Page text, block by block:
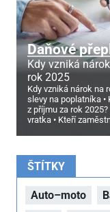
Daňové
Kdy vzniká
rok 2025
Kdy vzniká nárok na
slevy na poplatníka
z příjmu za rok 2025?
vratka
Kteří
ŠTÍTKY
Auto–moto